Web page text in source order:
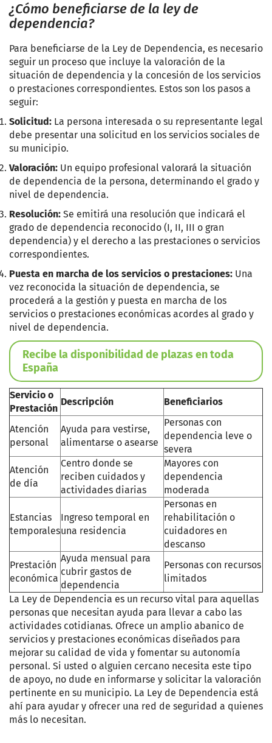
¿Cómo beneficiarse de la ley de
dependencia?
Para beneficiarse de la Ley de Dependencia, es necesario
seguir un proceso que incluye la valoración de la
situación de dependencia y la concesión de los servicios
o prestaciones correspondientes. Estos son los pasos a
seguir:
Solicitud: La persona interesada o su representante legal
debe presentar una solicitud en los servicios sociales de
su municipio.
Valoración: Un equipo profesional valorará la situación
de dependencia de la persona, determinando el grado y
nivel de dependencia.
Resolución: Se emitirá una resolución que indicará el
grado de dependencia reconocido (I, II, III o gran
dependencia) y el derecho a las prestaciones o servicios
correspondientes.
Puesta en marcha de los servicios o prestaciones: Una
vez reconocida la situación de dependencia, se
procederá a la gestión y puesta en marcha de los
servicios o prestaciones económicas acordes al grado y
nivel de dependencia.
Recibe la disponibilidad de plazas en toda
España
Servicio o
Prestación
Descripción Beneficiarios
Atención
personal
Ayuda para vestirse,
alimentarse o asearse
Personas con
dependencia leve o
severa
Atención
de día
Centro donde se
reciben cuidados y
actividades diarias
Mayores con
dependencia
moderada
Estancias
temporales
Ingreso temporal en
una residencia
Personas en
rehabilitación o
cuidadores en
descanso
Prestación
económica
Ayuda mensual para
cubrir gastos de
dependencia
Personas con recursos
limitados
La Ley de Dependencia es un recurso vital para aquellas
personas que necesitan ayuda para llevar a cabo las
actividades cotidianas. Ofrece un amplio abanico de
servicios y prestaciones económicas diseñados para
mejorar su calidad de vida y fomentar su autonomía
personal. Si usted o alguien cercano necesita este tipo
de apoyo, no dude en informarse y solicitar la valoración
pertinente en su municipio. La Ley de Dependencia está
ahí para ayudar y ofrecer una red de seguridad a quienes
más lo necesitan.